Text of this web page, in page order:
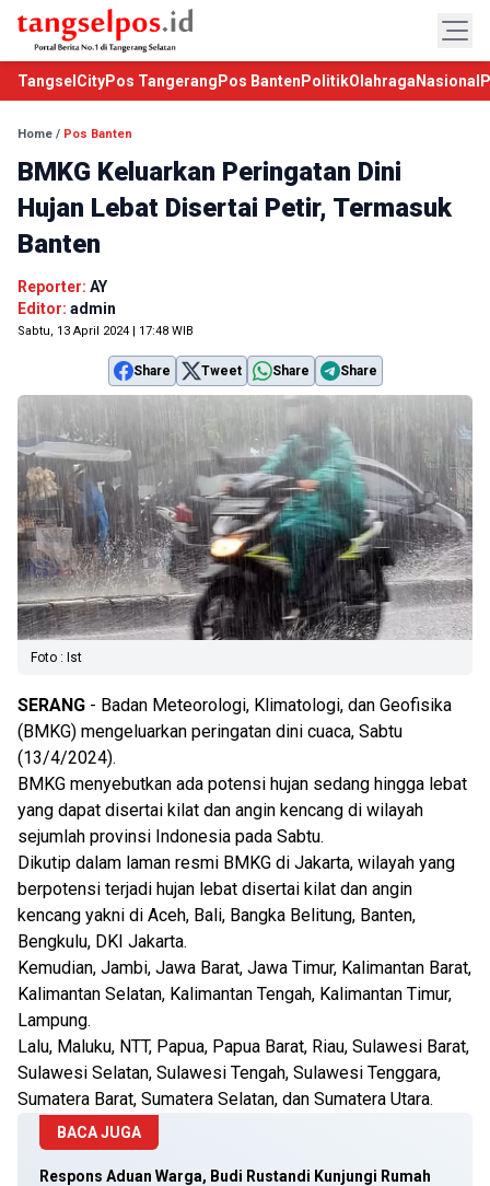
TangselCityPos Tangerang Pos Banten PolitikOlahraga Nasional
Home / Pos Banten
BMKG Keluarkan Peringatan Dini
Hujan Lebat Disertai Petir, Termasuk
Banten
Reporter: AY
Editor: admin
Sabtu, 13 April 2024 | 17:48 WIB
Share Tweet Share Share
Foto : Ist
SERANG - Badan Meteorologi, Klimatologi, dan Geofisika
(BMKG) mengeluarkan peringatan dini cuaca, Sabtu
(13/4/2024).
BMKG menyebutkan ada potensi hujan sedang hingga lebat
yang dapat disertai kilat dan angin kencang di wilayah
sejumlah provinsi Indonesia pada Sabtu.
Dikutip dalam laman resmi BMKG di Jakarta, wilayah yang
berpotensi terjadi hujan lebat disertai kilat dan angin
kencang yakni di Aceh, Bali, Bangka Belitung, Banten,
Bengkulu, DKI Jakarta.
Kemudian, Jambi, Jawa Barat, Jawa Timur, Kalimantan Barat,
Kalimantan Selatan, Kalimantan Tengah, Kalimantan Timur,
Lampung.
Lalu, Maluku, NTT, Papua, Papua Barat, Riau, Sulawesi Barat,
Sulawesi Selatan, Sulawesi Tengah, Sulawesi Tenggara,
Sumatera Barat, Sumatera Selatan, dan Sumatera Utara.
BACA JUGA
Respons Aduan Warga, Budi Rustandi Kunjungi Rumah